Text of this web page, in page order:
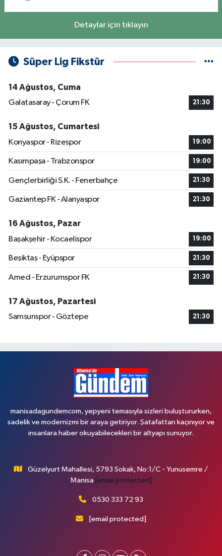
Detaylar için tıklayın
Süper Lig Fikstür
14 Ağustos, Cuma
Galatasaray - Çorum FK
21:30
15 Ağustos, Cumartesi
Konyaspor - Rizespor
19:00
Kasımpaşa - Trabzonspor 19:00
Gençlerbirliği S.K. - Fenerbahçe 21:30
Gaziantep FK - Alanyaspor 21:30
16 Ağustos, Pazar
Başakşehir - Kocaelispor
19:00
Beşiktaş - Eyüpspor 21:30
Amed - Erzurumspor FK 21:30
17 Ağustos, Pazartesi
Samsunspor - Göztepe
21:30
manisadagundemcom, yepyeni temasıyla sizleri buluştururken,
sadelik ve modernizmi bir araya getiriyor. Şatafattan kaçınıyor ve
insanlara haber okuyabilecekleri bir altyapı sunuyor.
Güzelyurt Mahallesi, 5793 Sokak, No:1/C - Yunusemre /
Manisa [email protected]
0530 333 72 93
[email protected]